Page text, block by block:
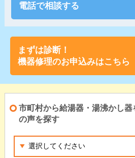
電話で相談する
まずは診断！
機器修理のお申込みはこちら
市町村から給湯器・湯沸かし器
の声を探す